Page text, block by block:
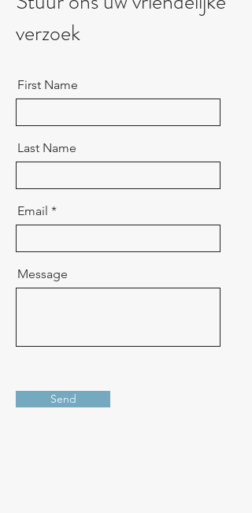
verzoek
First Name
Last Name
Email
Message
Send